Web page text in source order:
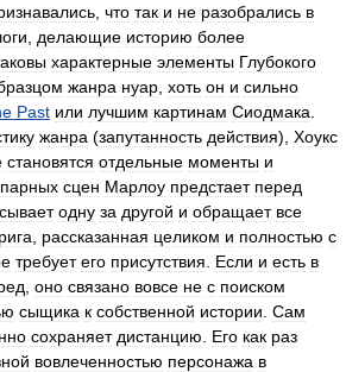
что так и не разобрались в
делающие историю более
характерные элементы Глубокого
жанра нуар хоть он и сильно
Past или лучшим картинам Сиодмака
жанра (запутанность действия), Хоукс
становятся отдельные моменты и
парных сцен Марлоу предстает перед
одну за другой и обращает все
рассказанная целиком и полностью с
требует его присутствия Если и есть в
оно связано вовсе не с поиском
сыщика к собственной истории Сам
сохраняет дистанцию Его как раз
вовлеченностью персонажа в